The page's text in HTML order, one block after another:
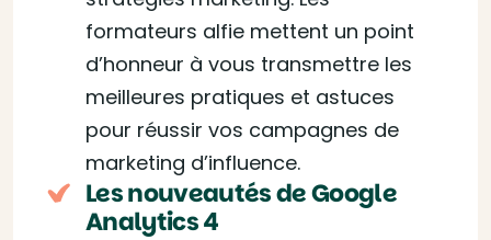
formateurs alfie mettent un point
d’honneur à vous transmettre les
meilleures pratiques et astuces
pour réussir vos campagnes de
marketing d’influence.
Les nouveautés de Google
Analytics 4